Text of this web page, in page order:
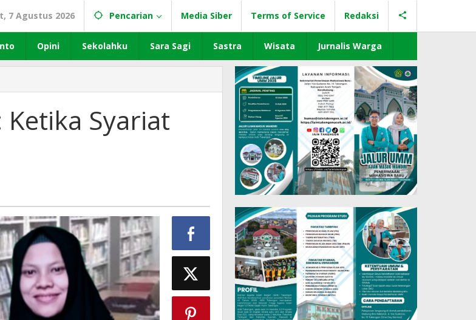
7 Agustus 2026 Pencarian Media Siber Terms of Service Redaksi
Opini Sekolahku Sara Sagi Sastra Wisata Jurnalis Warga
Ketika Syariat